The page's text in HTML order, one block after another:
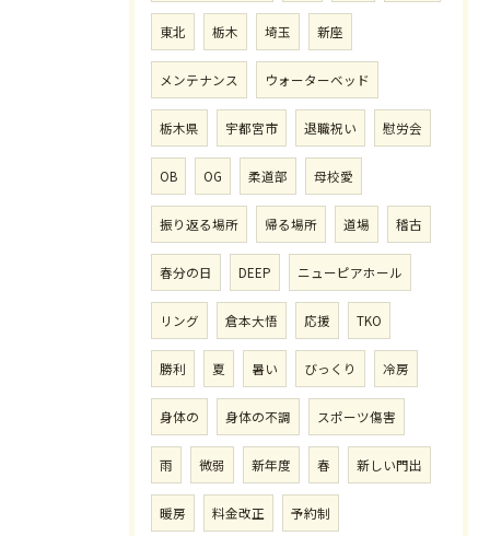
東北 栃木 埼玉 新座
メンテナンス ウォーターベッド
栃木県 宇都宮市 退職祝い 慰労会
OB OG 柔道部 母校愛
振り返る場所 帰る場所 道場 稽古
春分の日 DEEP ニューピアホール
リング 倉本大悟 応援 TKO
勝利 夏 暑い びっくり 冷房
身体の 身体の不調 スポーツ傷害
雨 微弱 新年度 春 新しい門出
暖房 料金改正 予約制